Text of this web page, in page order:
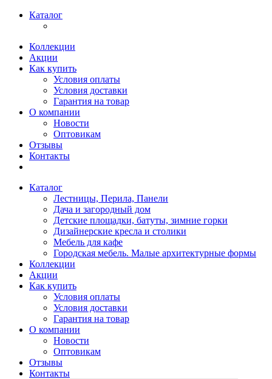
Каталог
Коллекции
Акции
Как купить
Условия оплаты
Условия доставки
Гарантия на товар
О компании
Новости
Оптовикам
Отзывы
Контакты
Каталог
Лестницы, Перила, Панели
Дача и загородный дом
Детские площадки, батуты, зимние горки
Дизайнерские кресла и столики
Мебель для кафе
Городская мебель. Малые архитектурные формы
Коллекции
Акции
Как купить
Условия оплаты
Условия доставки
Гарантия на товар
О компании
Новости
Оптовикам
Отзывы
Контакты